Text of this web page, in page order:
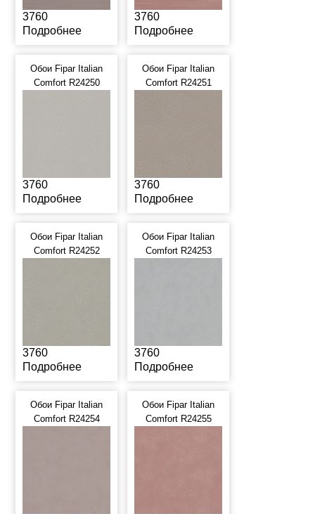
3760
Подробнее
3760
Подробнее
Обои Fipar Italian
Comfort R24250
3760
Подробнее
Обои Fipar Italian
Comfort R24251
3760
Подробнее
Обои Fipar Italian
Comfort R24252
3760
Подробнее
Обои Fipar Italian
Comfort R24253
3760
Подробнее
Обои Fipar Italian
Comfort R24254
Обои Fipar Italian
Comfort R24255